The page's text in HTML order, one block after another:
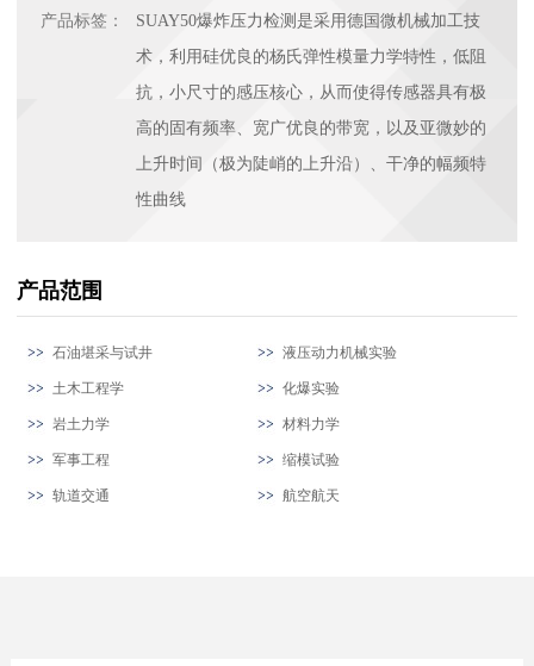
产品标签：
SUAY50爆炸压力检测是采用德国微机械加工技
术，利用硅优良的杨氏弹性模量力学特性，低阻
抗，小尺寸的感压核心，从而使得传感器具有极
高的固有频率、宽广优良的带宽，以及亚微妙的
上升时间（极为陡峭的上升沿）、干净的幅频特
性曲线
产品范围
石油堪采与试井 液压动力机械实验
土木工程学 化爆实验
岩土力学 材料力学
军事工程 缩模试验
轨道交通 航空航天